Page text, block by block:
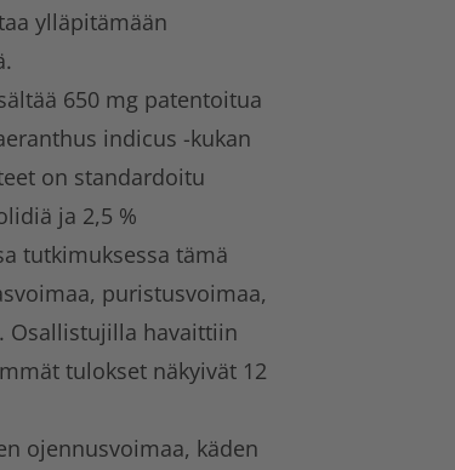
ylläpitämään
650 mg patentoitua
indicus -kukan
on standardoitu
ja 2,5 %
tutkimuksessa tämä
puristusvoimaa,
Osallistujilla havaittiin
tulokset näkyivät 12
ojennusvoimaa, käden